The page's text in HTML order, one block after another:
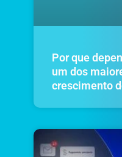
Por que
um dos
crescimento